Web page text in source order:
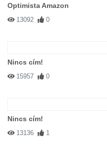
Optimista Amazon
13092 0
Nincs cím!
15957 0
Nincs cím!
13136 1